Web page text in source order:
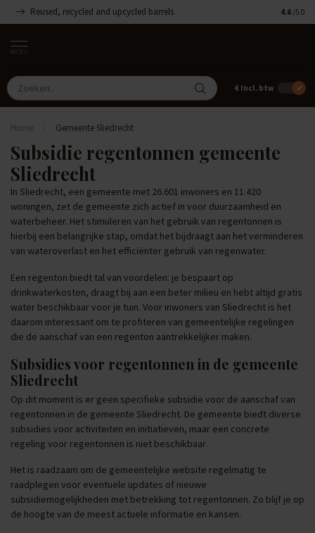
Reused, recycled and upcycled barrels 4.6 /5.0
MENU
€ Incl. btw
Home Gemeente Sliedrecht
Subsidie regentonnen gemeente
Sliedrecht
In Sliedrecht, een gemeente met 26.601 inwoners en 11.420
woningen, zet de gemeente zich actief in voor duurzaamheid en
waterbeheer. Het stimuleren van het gebruik van regentonnen is
hierbij een belangrijke stap, omdat het bijdraagt aan het verminderen
van wateroverlast en het efficiënter gebruik van regenwater.
Een regenton biedt tal van voordelen: je bespaart op
drinkwaterkosten, draagt bij aan een beter milieu en hebt altijd gratis
water beschikbaar voor je tuin. Voor inwoners van Sliedrecht is het
daarom interessant om te profiteren van gemeentelijke regelingen
die de aanschaf van een regenton aantrekkelijker maken.
Subsidies voor regentonnen in de gemeente
Sliedrecht
Op dit moment is er geen specifieke subsidie voor de aanschaf van
regentonnen in de gemeente Sliedrecht. De gemeente biedt diverse
subsidies voor activiteiten en initiatieven, maar een concrete
regeling voor regentonnen is niet beschikbaar.
Het is raadzaam om de gemeentelijke website regelmatig te
raadplegen voor eventuele updates of nieuwe
subsidiemogelijkheden met betrekking tot regentonnen. Zo blijf je op
de hoogte van de meest actuele informatie en kansen.